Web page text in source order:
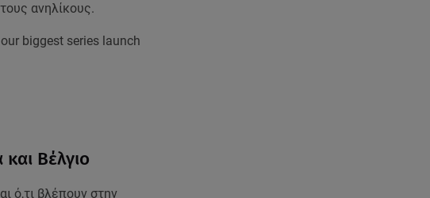
ανηλίκους.
biggest series launch
Βέλγιο
ό,τι βλέπουν στην